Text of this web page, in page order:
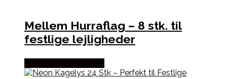
Mellem Hurraflag – 8 stk. til
festlige lejligheder